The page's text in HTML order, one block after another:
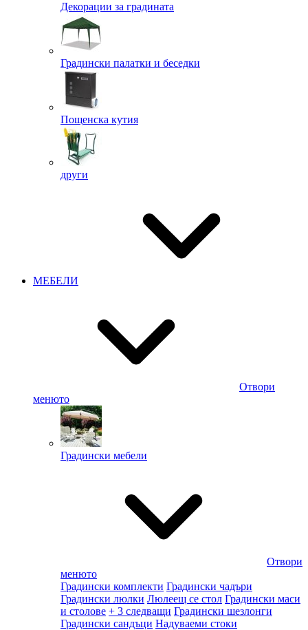
Декорации за градината
Градински палатки и беседки
Пощенска кутия
други
МЕБЕЛИ
Отвори
менюто
Градински мебели
Отвори
менюто
Градински комплекти Градински чадъри
Градински люлки Люлеещ се стол Градински маси
и столове + 3 следващи Градински шезлонги
Градински сандъци Надуваеми стоки